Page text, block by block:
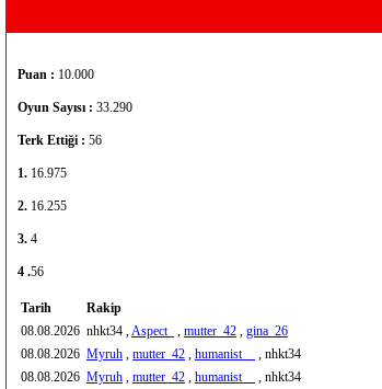
Puan : 10.000
Oyun Sayısı : 33.290
Terk Ettiği : 56
1. 16.975
2. 16.255
3. 4
4 .56
Tarih Rakip
08.08.2026 nhkt34 ,Aspect_ , mutter_42 , gina_26
08.08.2026 Myruh , mutter_42 , humanist__ , nhkt34
08.08.2026 Myruh , mutter_42 , humanist__ , nhkt34